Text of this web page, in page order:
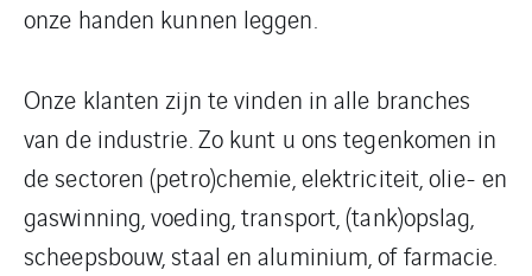
onze handen kunnen leggen.
Onze klanten zijn te vinden in alle branches
van de industrie. Zo kunt u ons tegenkomen in
de sectoren (petro)chemie, elektriciteit, olie- en
gaswinning, voeding, transport, (tank)opslag,
scheepsbouw, staal en aluminium, of farmacie.